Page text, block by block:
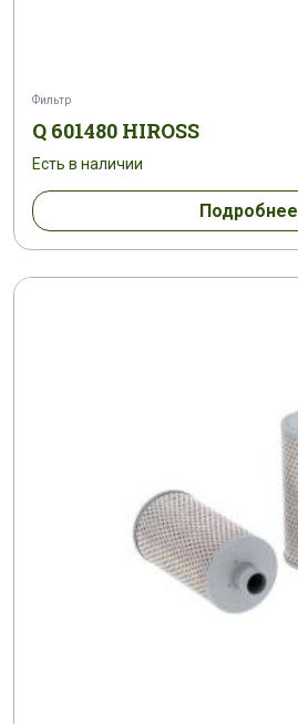
Фильтр
Q 601480 HIROSS
Есть в наличии
Подробнее